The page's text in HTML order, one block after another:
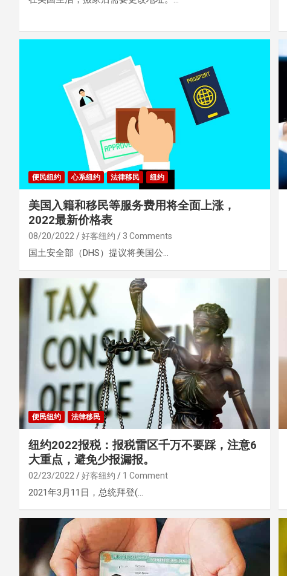
便民纽约 心系纽约 法律移民 纽约
美国入籍和移民等服务费用将全面上涨，
2022最新价格表
08/20/2022 好客纽约 3 Comments
国土安全部（DHS）提议将美国公…
便民纽约 法律移民
纽约2022报税：报税雷区千万不要踩，注意6
大重点，避免少报漏报。
02/23/2022 好客纽约 1 Comment
2021年3月11日，总统拜登(…